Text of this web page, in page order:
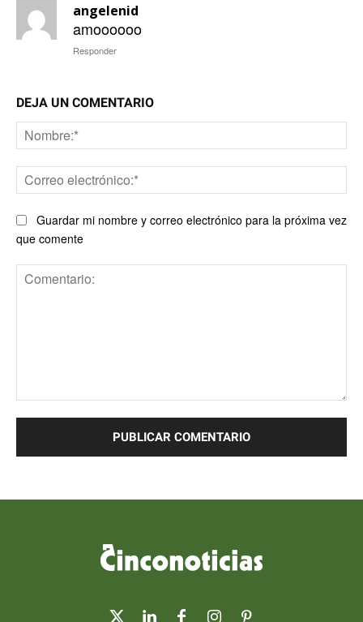
angelenid
amoooooo
Responder
DEJA UN COMENTARIO
Guardar mi nombre y correo electrónico para la próxima vez
que comente